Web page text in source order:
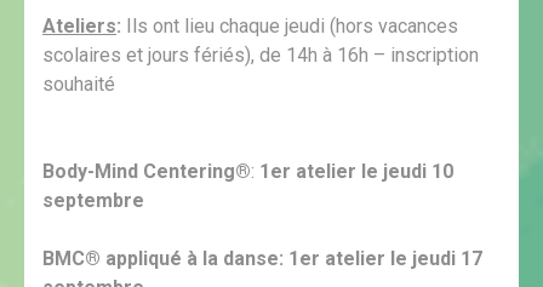
Ateliers:
Ils ont lieu chaque jeudi (hors vacances
scolaires et jours fériés), de 14h à 16h – inscription
souhaité
Body-Mind Centering®: 1er atelier le jeudi 10
septembre
BMC® appliqué à la danse: 1er atelier le jeudi 17